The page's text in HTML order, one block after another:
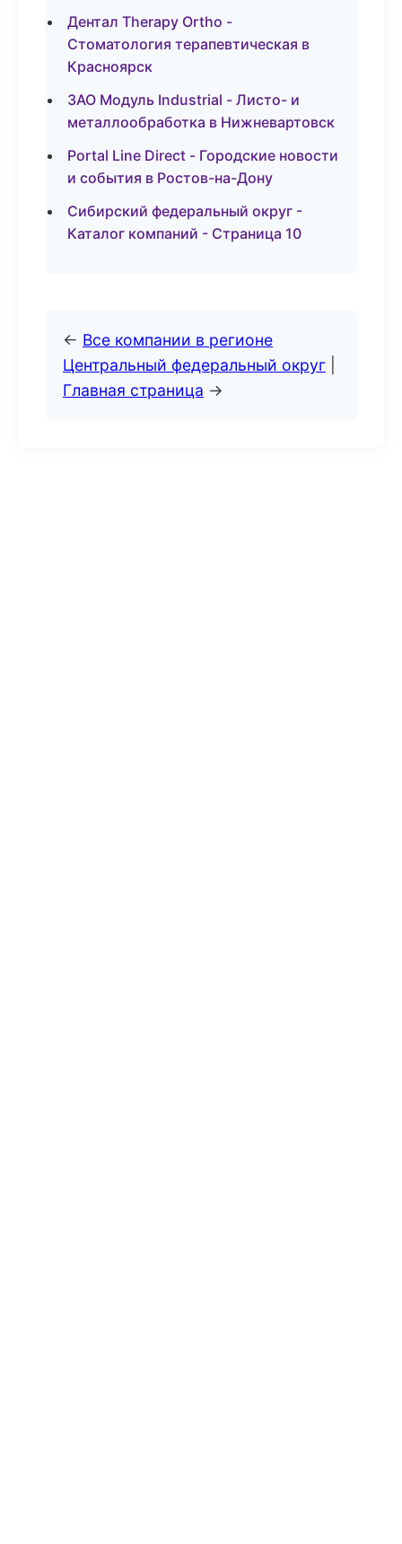
Дентал Therapy Ortho -
Стоматология терапевтическая в
Красноярск
ЗАО Модуль Industrial - Листо- и
металлообработка в Нижневартовск
Portal Line Direct - Городские новости
и события в Ростов-на-Дону
Сибирский федеральный округ -
Каталог компаний - Страница 10
← Все компании в регионе
Центральный федеральный округ
Главная страница →